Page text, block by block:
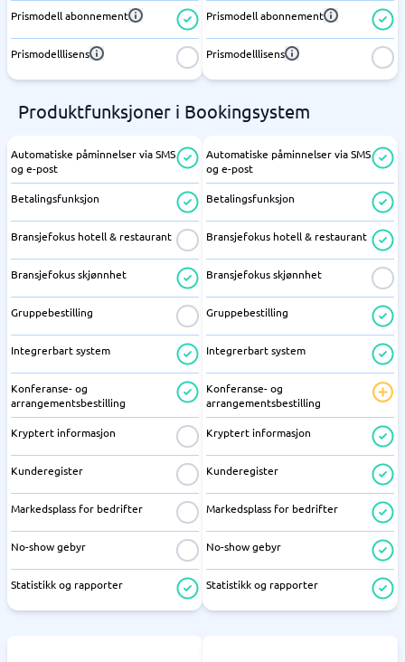
Prismodell abonnement
Prismodelllisens
Prismodell abonnement
Prismodelllisens
Produktfunksjoner i Bookingsystem
Automatiske påminnelser via SMS
og e-post
Betalingsfunksjon
Bransjefokus hotell & restaurant
Bransjefokus skjønnhet
Gruppebestilling
Integrerbart system
Konferanse- og
arrangementsbestilling
Kryptert informasjon
Kunderegister
Markedsplass for bedrifter
No-show gebyr
Statistikk og rapporter
Automatiske påminnelser via SMS
og e-post
Betalingsfunksjon
Bransjefokus hotell & restaurant
Bransjefokus skjønnhet
Gruppebestilling
Integrerbart system
Konferanse- og
arrangementsbestilling
Kryptert informasjon
Kunderegister
Markedsplass for bedrifter
No-show gebyr
Statistikk og rapporter